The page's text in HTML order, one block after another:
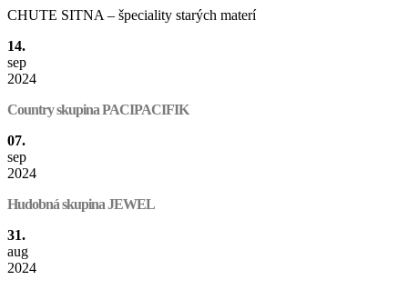
CHUTE SITNA – špeciality starých materí
14.
sep
2024
Country skupina PACIPACIFIK
07.
sep
2024
Hudobná skupina JEWEL
31.
aug
2024